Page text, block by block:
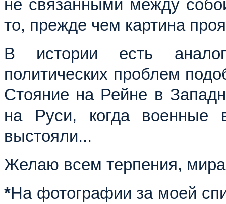
не связанными между
то, прежде чем картина
В истории есть
политических проблем
Стояние на Рейне в
на Руси, когда военные
выстояли...
Желаю всем терпения,
*На фотографии за моей